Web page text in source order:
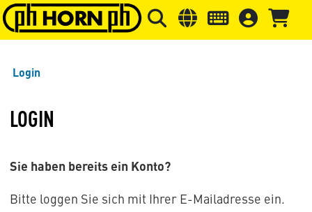
Springe zu Hauptinhalt Springe zum Header Springe
Login
LOGIN
Sie haben bereits ein Konto?
Bitte loggen Sie sich mit Ihrer E-Mailadresse ein.